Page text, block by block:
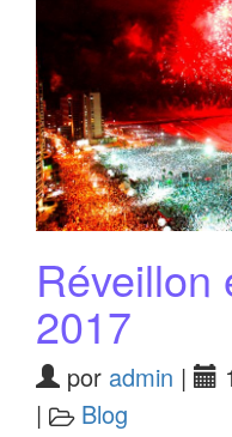
Réveillon
2017
por admin |
|
Blog